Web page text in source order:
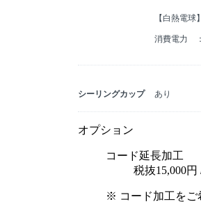
【白熱電球】
消費電力
シーリングカップ あり
オプション
コード延長加工
税抜15,000
※ コード加工をご